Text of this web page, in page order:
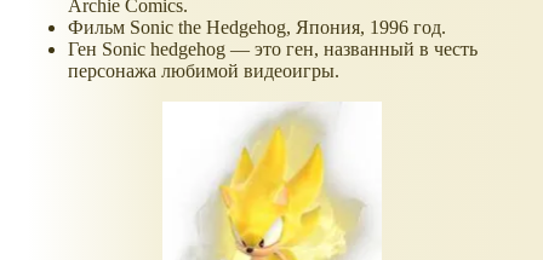
Archie Comics.
Фильм Sonic the Hedgehog, Япония, 1996 год.
Ген Sonic hedgehog — это ген, названный в честь
персонажа любимой видеоигры.